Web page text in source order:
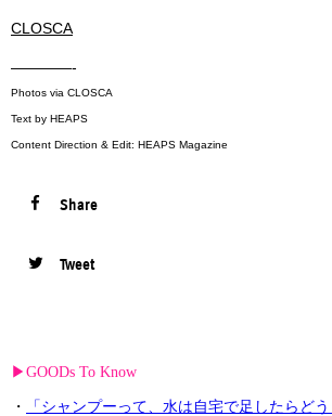
CLOSCA
————-
Photos via CLOSCA
Text by HEAPS
Content Direction & Edit: HEAPS Magazine
Share
Tweet
▶︎GOODs To Know
・
「シャンプーって、水は自宅で足したらど